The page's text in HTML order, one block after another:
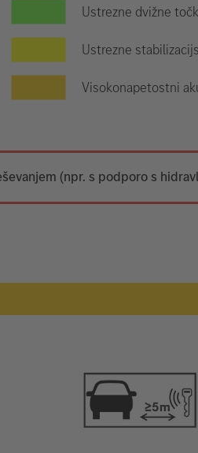
Ustrezne dvižne
Ustrezne
Visokonapetostni
(npr. s podporo s